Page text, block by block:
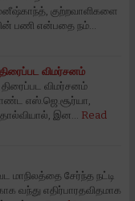
குற்றவாளிகளை
பணி என்பதை நம்…
விமர்சனம்
விமர்சனம்
எஸ்.ஜெ.சூர்யா,
இன…
Read
மாநிலத்தை சேர்ந்த நட்டி
வந்து எதிர்பாரதவிதமாக